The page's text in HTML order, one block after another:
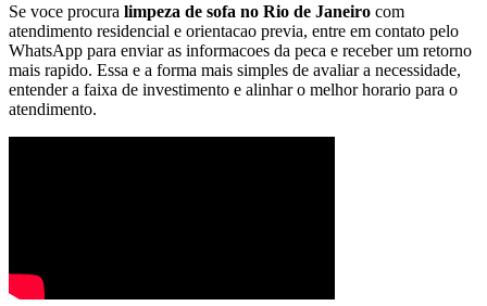
Se voce procura limpeza de sofa no Rio de Janeiro com
atendimento residencial e orientacao previa, entre em contato pelo
WhatsApp para enviar as informacoes da peca e receber um retorno
mais rapido. Essa e a forma mais simples de avaliar a necessidade,
entender a faixa de investimento e alinhar o melhor horario para o
atendimento.